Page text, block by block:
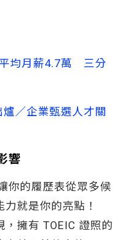
均月薪4.7萬　三分
爐／企業甄選人才關
響
你的履歷表從眾多候
就是你的亮點！
擁有 TOEIC 證照的